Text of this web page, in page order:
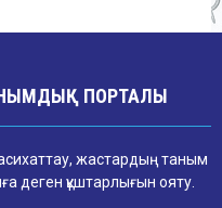
ПОРТАЛЫ
жастардың таным
деген құштарлығын ояту.